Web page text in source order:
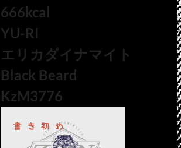
666kcal
YU-RI
エリカダイナマイト
Black Beard
KzM3776